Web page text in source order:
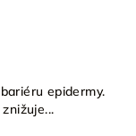
epidermy.